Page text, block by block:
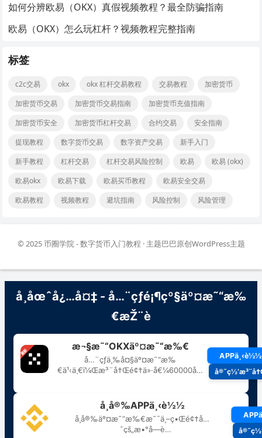
如何分辨欧易（OKX）真假视频教程？最全防骗指南
欧易（OKX）怎么玩杠杆？视频教程完整指南
标签
c2c交易 okx okx 杠杆交易教程 交易教程
加密货币
加密货币交易
加密货币交易指南
加密货币充值指南
加密货币安全
加密货币杠杆交易 合约交易
安全指南
提现教程
数字货币交易 数字资产交易
新手入门
新手教程
杠杆交易 杠杆交易风险控制 欧易
欧易 (okx)
欧易okx
欧易下载 欧易买币教程
欧易安全交易
欧易教程
视频教程 避坑指南 风险控制 风险管理
© 2025币圈学院 - 数字货币入门教程 · 主题巴巴原创WordPress主题